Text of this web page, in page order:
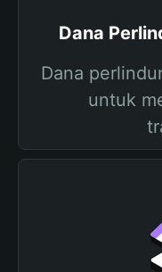
Dana
Dana
untuk